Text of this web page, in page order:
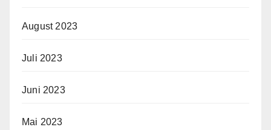
August 2023
Juli 2023
Juni 2023
Mai 2023